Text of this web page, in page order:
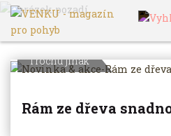
VENKU Archiv článků
Trochu jinak
Rám ze dřeva